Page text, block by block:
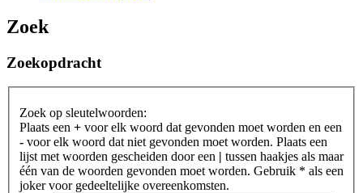
Zoek
Zoekopdracht
Zoek op sleutelwoorden:
Plaats een + voor elk woord dat gevonden moet worden en een
- voor elk woord dat niet gevonden moet worden. Plaats een
lijst met woorden gescheiden door een | tussen haakjes als maar
één van de woorden gevonden moet worden. Gebruik * als een
joker voor gedeeltelijke overeenkomsten.